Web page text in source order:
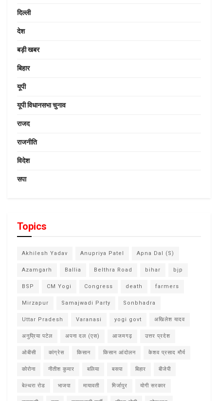
दिल्ली
देश
बड़ी खबर
बिहार
यूपी
यूपी विधानसभा चुनाव
राजद
राजनीति
विदेश
सपा
Topics
Akhilesh Yadav Anupriya Patel Apna Dal (S)
Azamgarh Ballia Belthra Road bihar bjp
BSP CM Yogi Congress death farmers
Mirzapur Samajwadi Party Sonbhadra
Uttar Pradesh Varanasi yogi govt अखिलेश यादव
अनुप्रिया पटेल अपना दल (एस) आजमगढ़ उत्तर प्रदेश
ओबीसी कांग्रेस किसान किसान आंदोलन केशव प्रसाद मौर्य
कोरोना नीतीश कुमार बलिया बसपा बिहार बीजेपी
बेल्थरा रोड भाजपा मायावती मिर्जापुर योगी सरकार